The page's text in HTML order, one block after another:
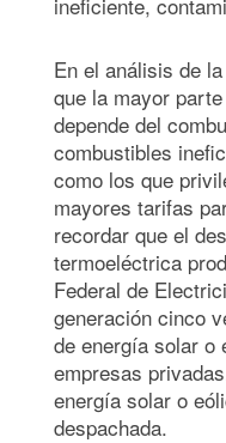
En el análisis de
que la mayor
depende del
combustibles
como los que
mayores tarifas
recordar que el
termoeléctrica
Federal de
generación cinco
de energía solar o
empresas
energía solar o
despachada.